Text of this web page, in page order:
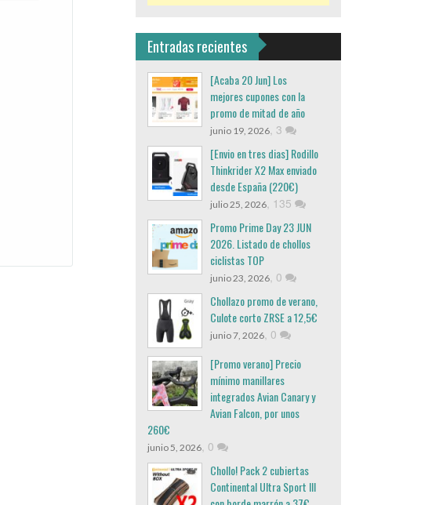
Entradas recientes
[Acaba 20 Jun] Los
mejores cupones con la
promo de mitad de año
junio 19, 2026, 3
[Envio en tres dias] Rodillo
Thinkrider X2 Max enviado
desde España (220€)
julio 25, 2026, 135
Promo Prime Day 23 JUN
2026. Listado de chollos
ciclistas TOP
junio 23, 2026, 0
Chollazo promo de verano,
Culote corto ZRSE a 12,5€
junio 7, 2026, 0
[Promo verano] Precio
mínimo manillares
integrados Avian Canary y
Avian Falcon, por unos
260€
junio 5, 2026, 0
Chollo! Pack 2 cubiertas
Continental Ultra Sport III